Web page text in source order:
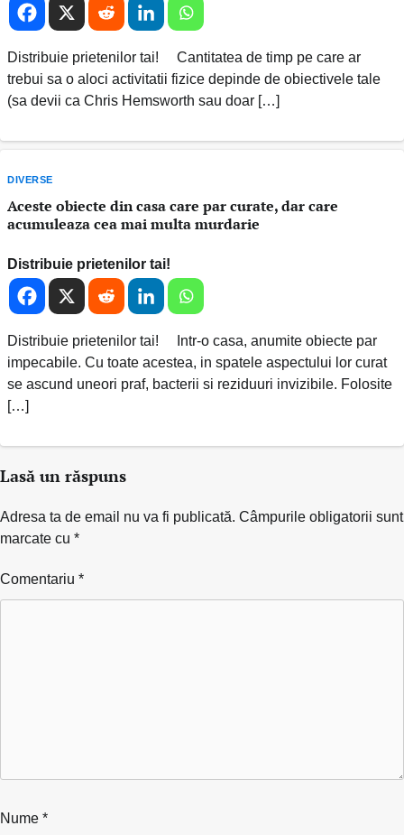
Distribuie prietenilor tai! Cantitatea de timp pe care ar
trebui sa o aloci activitatii fizice depinde de obiectivele tale
(sa devii ca Chris Hemsworth sau doar […]
DIVERSE
Aceste obiecte din casa care par curate, dar care
acumuleaza cea mai multa murdarie
Distribuie prietenilor tai!
Distribuie prietenilor tai! Intr-o casa, anumite obiecte par
impecabile. Cu toate acestea, in spatele aspectului lor curat
se ascund uneori praf, bacterii si reziduuri invizibile. Folosite
[…]
Lasă un răspuns
Adresa ta de email nu va fi publicată. Câmpurile obligatorii sunt
marcate cu *
Comentariu *
Nume *